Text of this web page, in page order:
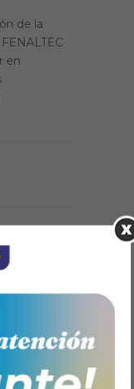
de la
en
ha
a
Asimismo,